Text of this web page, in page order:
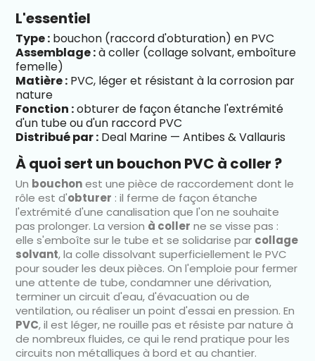
L'essentiel
Type : bouchon (raccord d'obturation) en PVC
Assemblage :à coller (collage solvant, emboîture
femelle)
Matière : PVC, léger et résistant à la corrosion par
nature
Fonction :obturer de façon étanche l'extrémité
d'un tube ou d'un raccord PVC
Distribué par : Deal Marine — Antibes & Vallauris
À quoi sert un bouchon PVC à coller ?
Un bouchonest une pièce de raccordement dont le
rôle est d'obturer : il ferme de façon étanche
l'extrémité d'une canalisation que l'on ne souhaite
pas prolonger. La version à coller ne se visse pas :
elle s'emboîte sur le tube et se solidarise par collage
solvant, la colle dissolvant superficiellement le PVC
pour souder les deux pièces. On l'emploie pour fermer
une attente de tube, condamner une dérivation,
terminer un circuit d'eau, d'évacuation ou de
ventilation, ou réaliser un point d'essai en pression. En
PVC, il est léger, ne rouille pas et résiste par nature à
de nombreux fluides, ce qui le rend pratique pour les
circuits non métalliques à bord et au chantier.